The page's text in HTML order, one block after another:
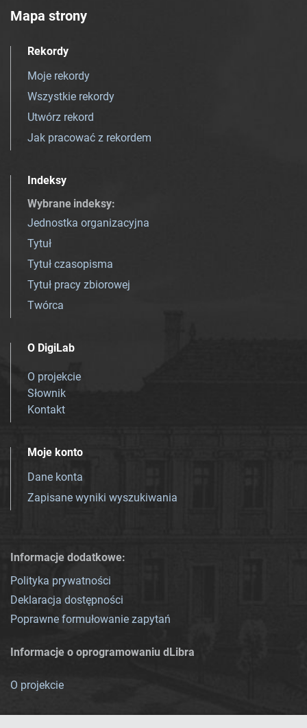
Mapa strony
Rekordy
Moje rekordy
Wszystkie rekordy
Utwórz rekord
Jak pracować z rekordem
Indeksy
Wybrane indeksy:
Jednostka organizacyjna
Tytuł
Tytuł czasopisma
Tytuł pracy zbiorowej
Twórca
O DigiLab
O projekcie
Słownik
Kontakt
Moje konto
Dane konta
Zapisane wyniki wyszukiwania
Informacje dodatkowe:
Polityka prywatności
Deklaracja dostępności
Poprawne formułowanie zapytań
Informacje o oprogramowaniu dLibra
O projekcie